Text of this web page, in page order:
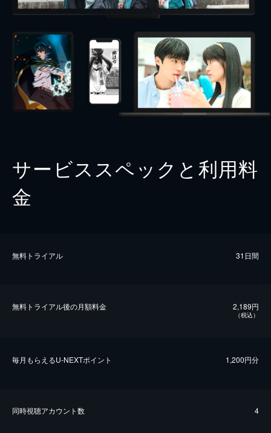
サービススペックと利用料
金
無料トライアル 31日間
無料トライアル後の⽉額料金 2,189円
（税込）
毎⽉もらえるU-NEXTポイント 1,200円分
同時視聴アカウント数 4